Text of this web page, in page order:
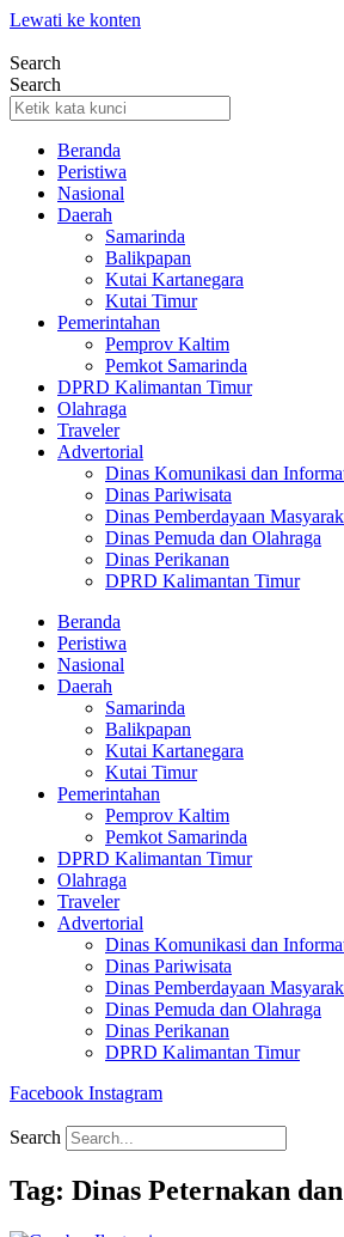
Lewati ke konten
Search
Search
Beranda
Peristiwa
Nasional
Daerah
Samarinda
Balikpapan
Kutai Kartanegara
Kutai Timur
Pemerintahan
Pemprov Kaltim
Pemkot Samarinda
DPRD Kalimantan Timur
Olahraga
Traveler
Advertorial
Dinas Komunikasi dan
Dinas Pariwisata
Dinas Pemberdayaan
Dinas Pemuda dan Olahraga
Dinas Perikanan
DPRD Kalimantan Timur
Beranda
Peristiwa
Nasional
Daerah
Samarinda
Balikpapan
Kutai Kartanegara
Kutai Timur
Pemerintahan
Pemprov Kaltim
Pemkot Samarinda
DPRD Kalimantan Timur
Olahraga
Traveler
Advertorial
Dinas Komunikasi dan
Dinas Pariwisata
Dinas Pemberdayaan
Dinas Pemuda dan Olahraga
Dinas Perikanan
DPRD Kalimantan Timur
Facebook Instagram
Search
Tag: Dinas Peternakan